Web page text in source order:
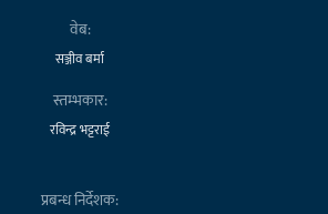
वेब:
सञ्जीव बर्मा
स्तम्भकार:
रविन्द्र भट्टराई
प्रबन्ध निर्देशक: